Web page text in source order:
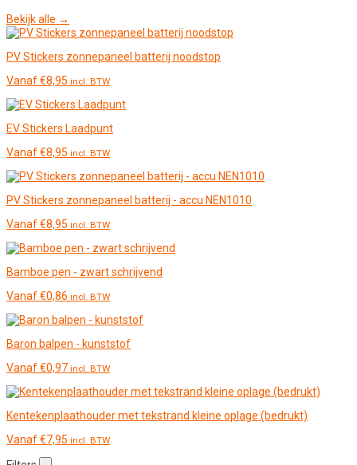
Bekijk alle →
PV Stickers zonnepaneel batterij noodstop
Vanaf€8,95 incl. BTW
EV Stickers Laadpunt
Vanaf€8,95 incl. BTW
PV Stickers zonnepaneel batterij - accu NEN1010
Vanaf€8,95 incl. BTW
Bamboe pen - zwart schrijvend
Vanaf€0,86 incl. BTW
Baron balpen - kunststof
Vanaf€0,97 incl. BTW
Kentekenplaathouder met tekstrand kleine oplage (bedrukt)
Vanaf€7,95 incl. BTW